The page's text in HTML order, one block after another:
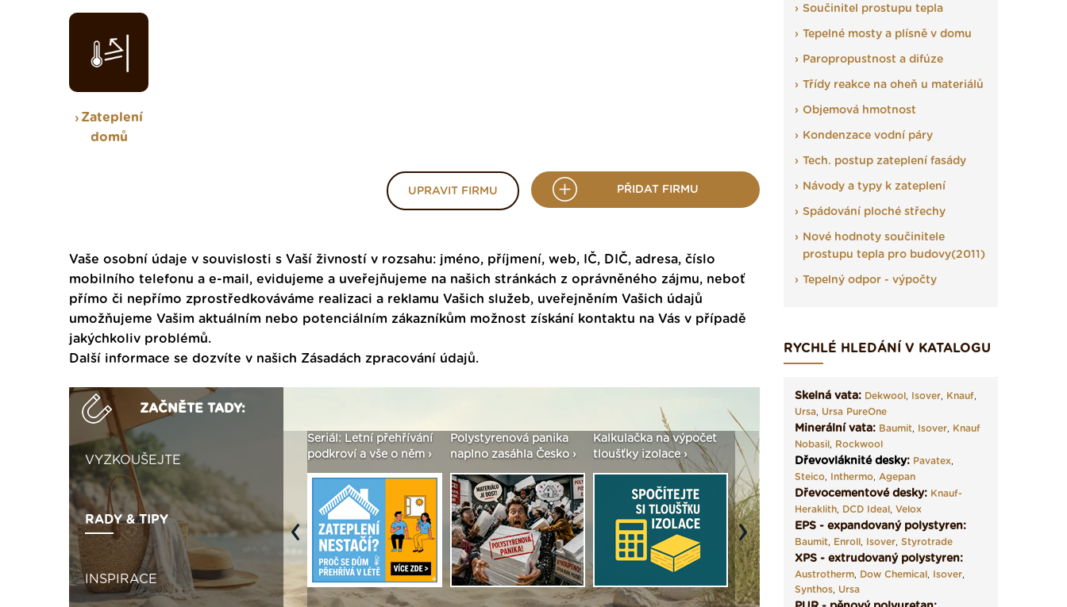
Zateplení
domů
UPRAVIT FIRMU PŘIDAT FIRMU
Vaše osobní údaje v souvislosti s Vaší živností v rozsahu: jméno, příjmení, web, IČ, DIČ, adresa, číslo
mobilního telefonu a e-mail, evidujeme a uveřejňujeme na našich stránkách z oprávněného zájmu, neboť
přímo či nepřímo zprostředkováváme realizaci a reklamu Vašich služeb, uveřejněním Vašich údajů
umožňujeme Vašim aktuálním nebo potenciálním zákazníkům možnost získání kontaktu na Vás v případě
jakýchkoliv problémů.
Další informace se dozvíte v našich Zásadách zpracování údajů.
ZAČNĚTE TADY:
VYZKOUŠEJTE
RADY & TIPY
INSPIRACE
Není polystyren? My ho
seženeme! ›
podkroví a vše o něm ›
Polystyrenová panika
naplno zasáhla Česko ›
Kalkulačka na výpočet
tloušťky izolace ›
Seriál: Fasády ETICS a
vše podstatné v kostce ›
Vyberte si izolaci a pak
ji tady klidně poptejte ›
Vytvořte si vizualizaci
fasády ›
Previous Next
Součinitel prostupu tepla
Tepelné mosty a plísně v domu
Paropropustnost a difúze
Třídy reakce na oheň u materiálů
Objemová hmotnost
Kondenzace vodní páry
Tech. postup zateplení fasády
Návody a typy k zateplení
Spádování ploché střechy
Nové hodnoty součinitele
prostupu tepla pro budovy(2011)
Tepelný odpor - výpočty
RYCHLÉ HLEDÁNÍ V KATALOGU
Skelná vata: Dekwool, Isover, Knauf,
Ursa, Ursa PureOne
Minerální vata: Baumit, Isover, Knauf
Nobasil, Rockwool
Dřevovláknité desky: Pavatex,
Steico, Inthermo, Agepan
Dřevocementové desky: Knauf-
Heraklith, DCD Ideal, Velox
EPS - expandovaný polystyren:
Baumit, Enroll, Isover, Styrotrade
XPS - extrudovaný polystyren:
Austrotherm, Dow Chemical, Isover,
Synthos, Ursa